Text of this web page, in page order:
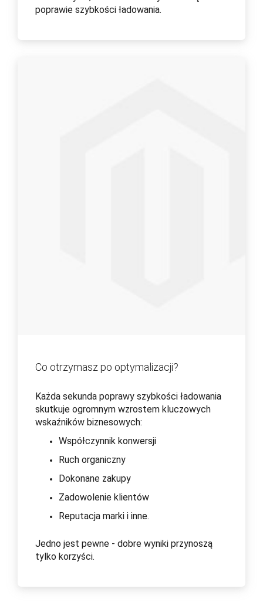
poprawie szybkości ładowania.
Co otrzymasz po optymalizacji?
Każda sekunda poprawy szybkości ładowania
skutkuje ogromnym wzrostem kluczowych
wskaźników biznesowych:
Współczynnik konwersji
Ruch organiczny
Dokonane zakupy
Zadowolenie klientów
Reputacja marki i inne.
Jedno jest pewne - dobre wyniki przynoszą
tylko korzyści.